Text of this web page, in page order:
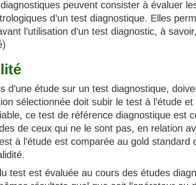
peuvent consister à évaluer
d’un test diagnostique. Elles
l’utilisation d’un test diagnostic, à
d’une étude sur un test diagnostique,
sélectionnée doit subir le test à l’étude
ce test de référence diagnostique est
de ceux qui ne le sont pas, en relation
à l’étude est comparée au gold
test est évaluée au cours des études